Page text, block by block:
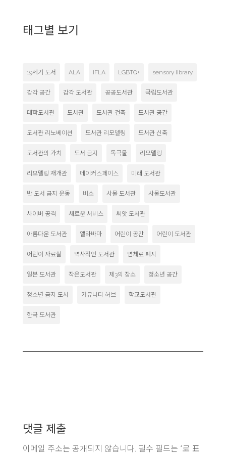
태그별 보기
19세기 도서 ALA IFLA LGBTQ+ sensory library
감각 공간 감각 도서관 공공도서관 국립도서관
대학도서관 도서관 도서관 건축 도서관 공간
도서관 리노베이션 도서관 리모델링 도서관 신축
도서관의 가치 도서 금지 독극물 리모델링
리모델링 재개관 메이커스페이스 미래 도서관
반 도서 금지 운동 비소 사물 도서관 사물도서관
사이버 공격 새로운 서비스 씨앗 도서관
아름다운 도서관 앨라바마 어린이 공간 어린이 도서관
어린이 자료실 역사적인 도서관 연체료 폐지
일본 도서관 작은도서관 제3의 장소 청소년 공간
청소년 금지 도서 커뮤니티 허브 학교도서관
한국 도서관
댓글 제출
이메일 주소는 공개되지 않습니다. 필수 필드는 *로 표